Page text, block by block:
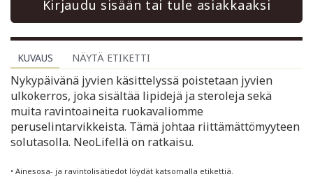
Kirjaudu sisään tai tule asiakkaaksi
KUVAUS NÄYTÄ ETIKETTI
Nykypäivänä jyvien käsittelyssä poistetaan jyvien
ulkokerros, joka sisältää lipidejä ja steroleja sekä
muita ravintoaineita ruokavaliomme
peruselintarvikkeista. Tämä johtaa riittämättömyyteen
solutasolla. NeoLifellä on ratkaisu.
• Ainesosa- ja ravintolisätiedot löydät katsomalla etikettiä.